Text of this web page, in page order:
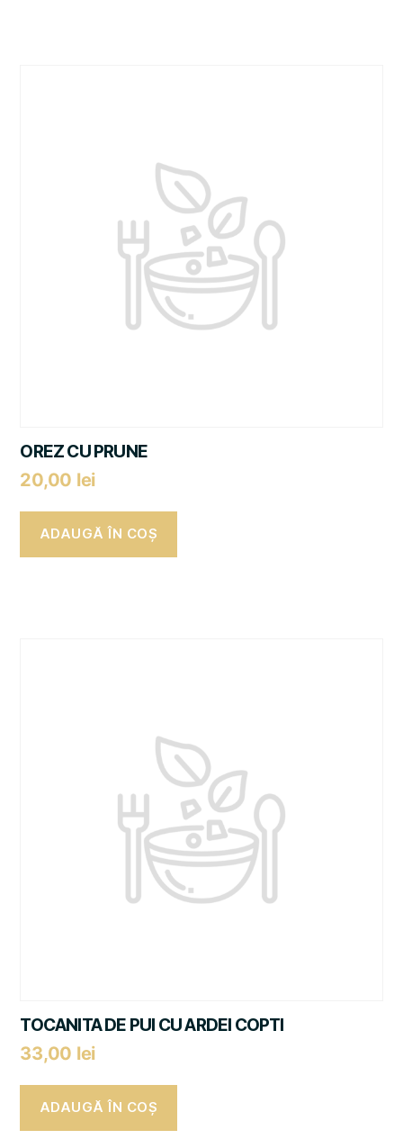
OREZ CU PRUNE
20,00 lei
ADAUGĂ ÎN COȘ
TOCANITA DE PUI CU ARDEI COPTI
33,00 lei
ADAUGĂ ÎN COȘ